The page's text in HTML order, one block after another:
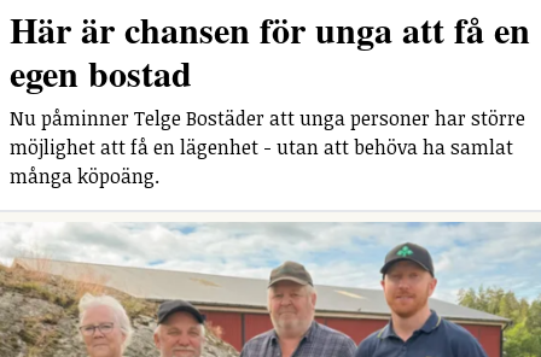
Här är chansen för unga att få en
egen bostad
Nu påminner Telge Bostäder att unga personer har större
möjlighet att få en lägenhet - utan att behöva ha samlat
många köpoäng.